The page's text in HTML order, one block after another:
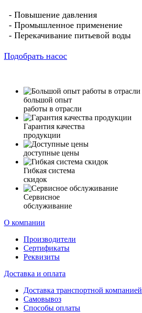
- Повышение давления
- Промышленное применение
- Перекачивание питьевой воды
Подобрать насос
большой опыт
работы в отрасли
Гарантия качества
продукции
доступные цены
Гибкая система
скидок
Сервисное
обслуживание
О компании
Производители
Сертификаты
Реквизиты
Доставка и оплата
Доставка транспортной компанией
Самовывоз
Способы оплаты